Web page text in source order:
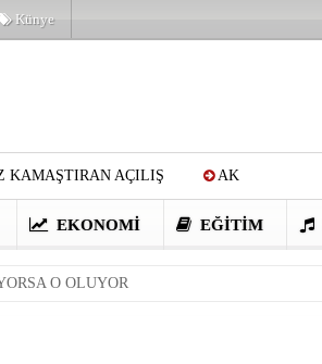
Künye
KAMAŞTIRAN AÇILIŞ AK
CİCİ: VİDEOYU GÖRÜNCE
EKONOMI EĞITIM
O OLUYOR